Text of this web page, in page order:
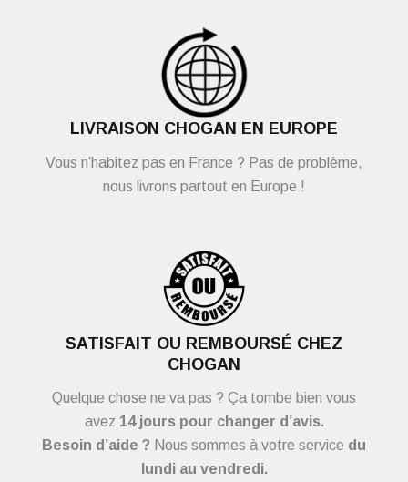
LIVRAISON CHOGAN EN EUROPE
Vous n’habitez pas en France ? Pas de problème,
nous livrons partout en Europe !
SATISFAIT OU REMBOURSÉ CHEZ
CHOGAN
Quelque chose ne va pas ? Ça tombe bien vous
avez 14 jours pour changer d’avis.
Besoin d’aide ? Nous sommes à votre service du
lundi au vendredi.